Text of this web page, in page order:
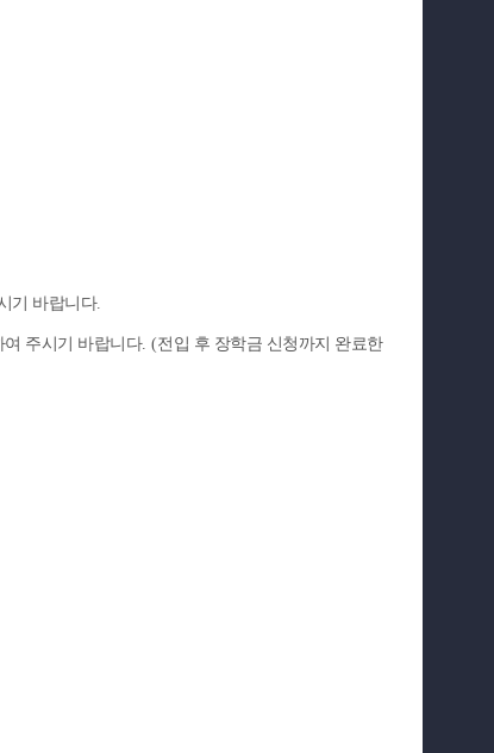
기 바랍니다.
여 주시기 바랍니다. (전입 후 장학금 신청까지 완료한